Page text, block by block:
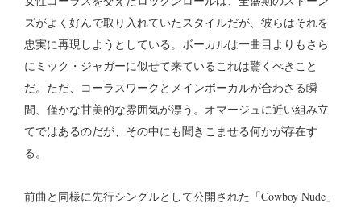
ズがよく好んで取り入れていたスタイルだが、彼らはそれを
忠実に再現しようとしている。ボーカルは一曲目よりもさら
にミック・ジャガーに似せて来ているこれは驚くべきこと
だ。ただ、コーラスワークとメインボーカルが合わさる瞬
間、僅かな甘美的な雰囲気が漂う。オマージュに近い組み立
てではあるのだが、その中にも聞きこませる何かが存在す
る。
前曲と同様に先行シングルとして公開された「Cowboy Nude」